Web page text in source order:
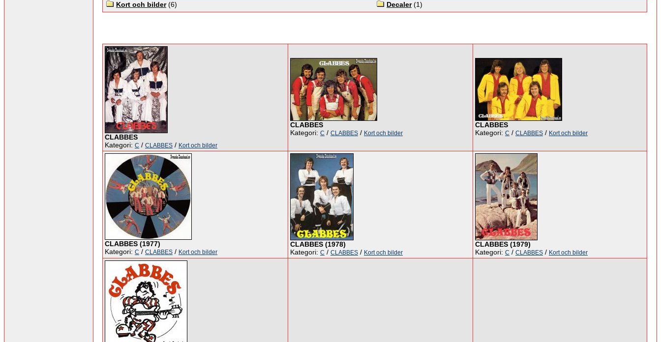
Kort och bilder(6) Decaler(1)
CLABBES
Kategori: C / CLABBES / Kort och bilder
CLABBES
Kategori: C / CLABBES / Kort och bilder
CLABBES
Kategori: C / CLABBES / Kort och bilder
CLABBES (1977)
Kategori: C / CLABBES / Kort och bilder
CLABBES (1978)
Kategori: C / CLABBES / Kort och bilder
CLABBES (1979)
Kategori: C / CLABBES / Kort och bilder